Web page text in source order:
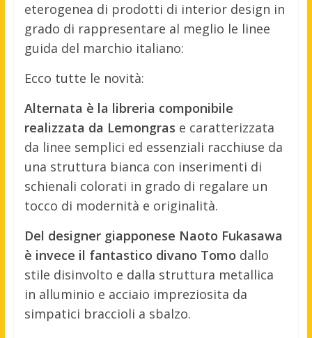
eterogenea di prodotti di interior design in
grado di rappresentare al meglio le linee
guida del marchio italiano:
Ecco tutte le novità:
Alternata è la libreria componibile
realizzata da Lemongras e caratterizzata
da linee semplici ed essenziali racchiuse da
una struttura bianca con inserimenti di
schienali colorati in grado di regalare un
tocco di modernità e originalità.
Del designer giapponese Naoto Fukasawa
è invece il fantastico divano Tomo dallo
stile disinvolto e dalla struttura metallica
in alluminio e acciaio impreziosita da
simpatici braccioli a sbalzo.